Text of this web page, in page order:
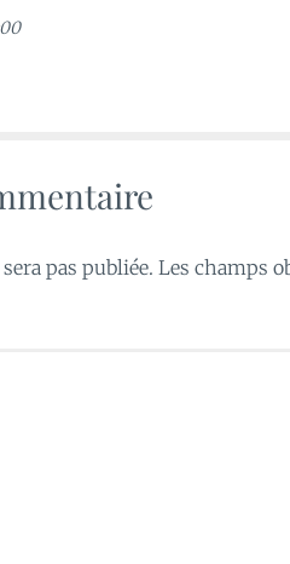
pas publiée. Les champs